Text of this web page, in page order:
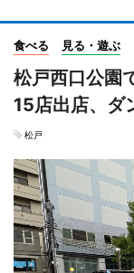
食べる 見る・遊ぶ
松戸西口公園
15店出店、ダ
松戸